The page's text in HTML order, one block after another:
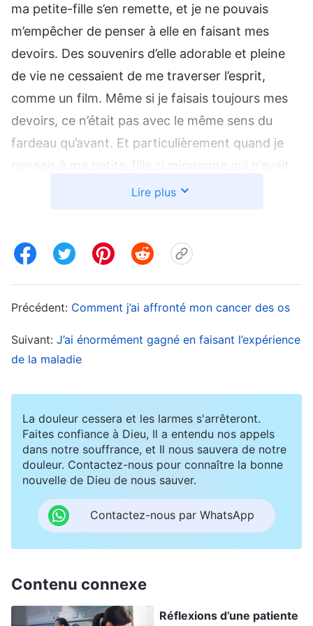
ma petite-fille s’en remette, et je ne pouvais
m’empêcher de penser à elle en faisant mes
devoirs. Des souvenirs d’elle adorable et pleine
de vie ne cessaient de me traverser l’esprit,
comme un film. Même si je faisais toujours mes
devoirs, ce n’était pas avec le même sens du
fardeau qu’avant. Et particulièrement quand je
pensais à ma petite-fille si mignonne qui n’avait
que deux mois à vivre, mon cœur souffrait
pleurer sans m’en rendre compte. Je vivais dans
dans mon devoir, et j’ai réalisé que mon état était
rapidement à la situation, je perdrais l’œuvre du
Saint-Esprit. Je me suis donc présentée à Dieu et
maladie tellement grave, et je souffre tellement.
Je Te demande de veiller sur mon cœur, de
m’éclairer pour que je comprenne Ton intention.
» Plus tard, j’ai lu un passage des
Durant les épreuves, il est normal que les
gens soient faibles, qu’ils aient de la négativité
en eux, ou qu’ils manquent de clarté au sujet
pratique. Mais dans tous les cas, tu dois, tout
comme Job, avoir foi en l’œuvre de Dieu et ne
Lire plus
Précédent: Comment j’ai affronté mon cancer des os
Suivant: J’ai énormément gagné en faisant l’expérience
de la maladie
La douleur cessera et les larmes s'arrêteront.
Faites confiance à Dieu, Il a entendu nos appels
dans notre souffrance, et Il nous sauvera de notre
douleur. Contactez-nous pour connaître la bonne
nouvelle de Dieu de nous sauver.
Contactez-nous par WhatsApp
Contenu connexe
Réflexions d’une patiente